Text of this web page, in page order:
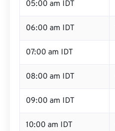
05:00 am IDT
06:00 am IDT
07:00 am IDT
08:00 am IDT
09:00 am IDT
10:00 am IDT